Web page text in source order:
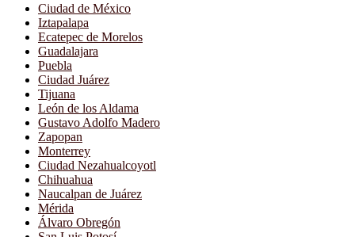
Ciudad de México
Iztapalapa
Ecatepec de Morelos
Guadalajara
Puebla
Ciudad Juárez
Tijuana
León de los Aldama
Gustavo Adolfo Madero
Zapopan
Monterrey
Ciudad Nezahualcoyotl
Chihuahua
Naucalpan de Juárez
Mérida
Álvaro Obregón